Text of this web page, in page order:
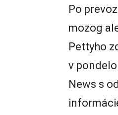
Po
mozog
Pettyho
v
News s